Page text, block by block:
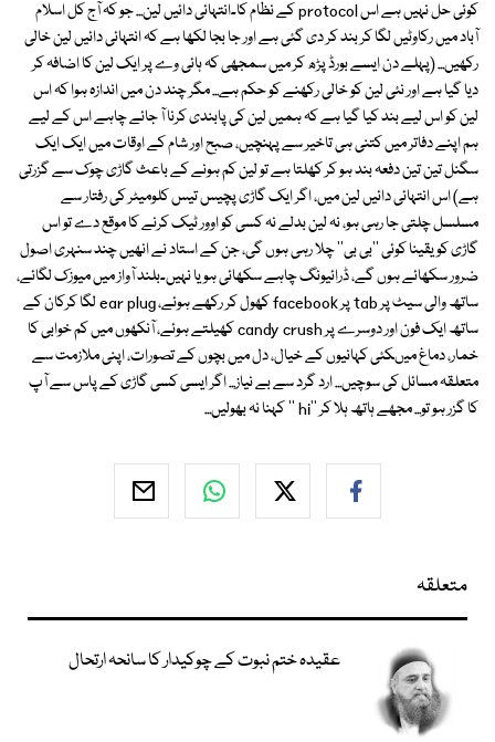
کوئی حل نہیں ہے اس protocol کے نظام کا۔انتہائی دائیں لین... جو کہ آج کل اسلام
آباد میں رکاوٹیں لگا کر بند کر دی گئی ہے اور جا بجا لکھا ہے کہ انتہائی دائیں لین خالی
رکھیں... (پہلے دن ایسے بورڈ پڑھ کر میں سمجھی کہ ہائی وے پر ایک لین کا اضافہ کر
دیا گیا ہے اور نئی لین کو خالی رکھنے کو حکم ہے... مگر چند دن میں اندازہ ہوا کہ اس
لین کو اس لیے بند کیا گیا ہے کہ ہمیں لین کی پابندی کرنا آ جائے چاہے اس کے لیے
ہم اپنے دفاتر میں کتنی ہی تاخیر سے پہنچیں، صبح اور شام کے اوقات میں ایک ایک
سگنل تین تین دفعہ بند ہو کر کھلتا ہے تو لین کم ہونے کے باعث گاڑی چوک سے گزرتی
ہے) اس انتہائی دائیں لین میں، اگر ایک گاڑی پچیس تیس کلومیٹر کی رفتار سے
مسلسل چلتی جا رہی ہو، نہ لین بدلے نہ کسی کو اوور ٹیک کرنے کا موقع دے تو اس
گاڑی کو یقینا کوئی ''بی بی'' چلا رہی ہوں گی، جن کے استاد نے انھیں چند سنہری اصول
ضرور سکھائے ہوں گے، ڈرائیونگ چاہے سکھائی ہو یا نہیں۔بلند آواز میں میوزک لگائے،
ساتھ والی سیٹ پر tab پر facebook کھول کر رکھے ہوئے، ear plug لگا کرکان کے
ساتھ ایک فون اور دوسرے پر candy crush کھیلتے ہوئے، آنکھوں میں کم خوابی کا
خمار، دماغ میںکئی کہانیوں کے خیال، دل میں بچوں کے تصورات، اپنی ملازمت سے
متعلقہ مسائل کی سوچیں... ارد گرد سے بے نیاز... اگر ایسی کسی گاڑی کے پاس سے آپ
کا گزر ہو تو... مجھے ہاتھ ہلا کر ''hi '' کہنا نہ بھولیں...
متعلقہ
عقیدہ ختم نبوت کے چوکیدار کا سانحہ ارتحال